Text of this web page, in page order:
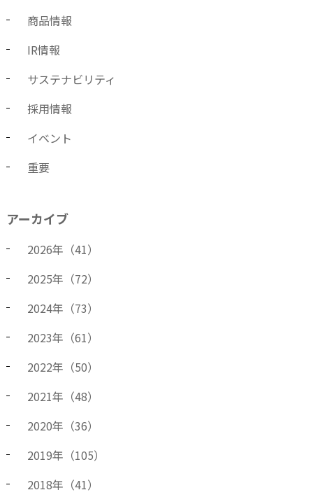
商品情報
IR情報
サステナビリティ
採用情報
イベント
重要
アーカイブ
2026年（41）
2025年（72）
2024年（73）
2023年（61）
2022年（50）
2021年（48）
2020年（36）
2019年（105）
2018年（41）